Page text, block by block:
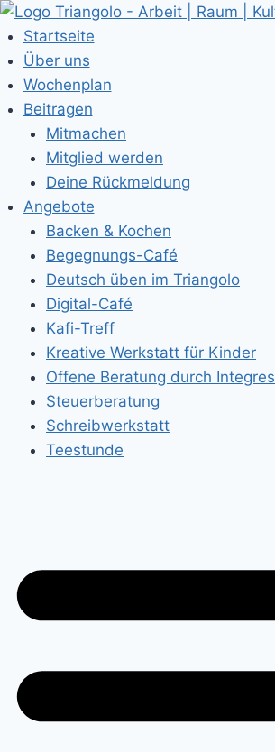
Zum
Inhalt
springen
Startseite
Über uns
Wochenplan
Beitragen
Mitmachen
Mitglied werden
Deine Rückmeldung
Angebote
Backen & Kochen
Begegnungs-Café
Deutsch üben im Triangolo
Digital-Café
Kafi-Treff
Kreative Werkstatt für Kinder
Offene Beratung durch Integres
Steuerberatung
Schreibwerkstatt
Teestunde